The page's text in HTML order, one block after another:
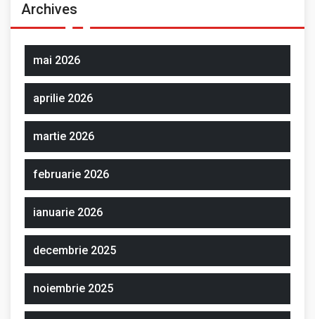
Archives
mai 2026
aprilie 2026
martie 2026
februarie 2026
ianuarie 2026
decembrie 2025
noiembrie 2025